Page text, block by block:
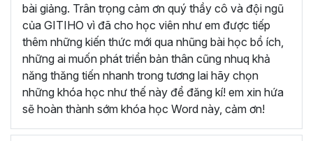
TRỞ THÀNH CHUYÊN GIA
SOẠN THẢO VĂN BẢN VỚI
KHÓA HỌC TUYỆT ĐỈNH
MICROSOFT WORD
Bạn sẽ trở thành chuyên gia soạn thảo văn bản trong
bài giảng. Trân trọng cảm ơn quý thầy cô và đội ngũ
của GITIHO vì đã cho học viên như em được tiếp
thêm những kiến thức mới qua nhũng bài học bổ ích,
những ai muốn phát triển bản thân cũng nhuq khả
năng thăng tiến nhanh trong tương lai hãy chọn
những khóa học như thế này để đăng kí! em xin hứa
sẽ hoàn thành sớm khóa học Word này, cảm ơn!